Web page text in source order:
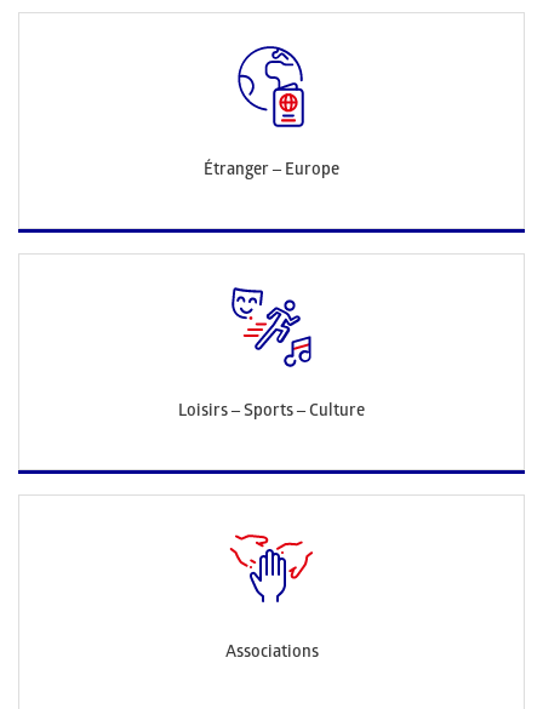
Étranger – Europe
Loisirs – Sports – Culture
Associations